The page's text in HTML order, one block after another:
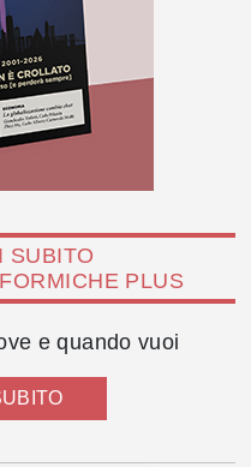
SUBITO
PLUS
e quando vuoi